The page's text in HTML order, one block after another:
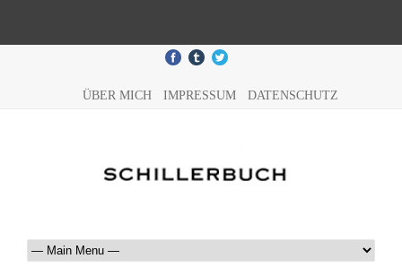
ÜBER MICH IMPRESSUM DATENSCHUTZ